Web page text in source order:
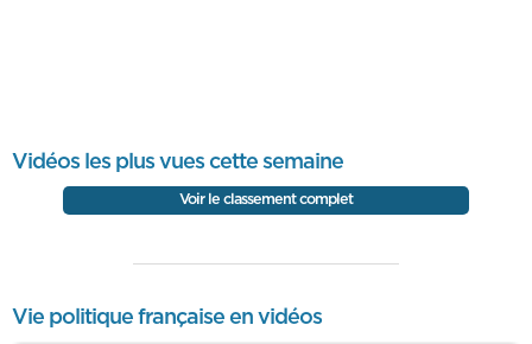
Vidéos les plus vues cette semaine
Voir le classement complet
Vie politique française en vidéos